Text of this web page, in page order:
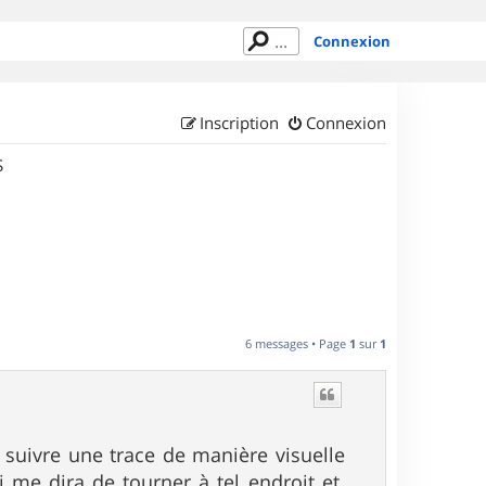
Connexion
Connexion
Inscription
6 messages • Page 1 sur 1
une trace de manière visuelle